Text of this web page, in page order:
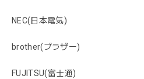
NEC(日本電気)
brother(ブラザー)
FUJITSU(富士通)